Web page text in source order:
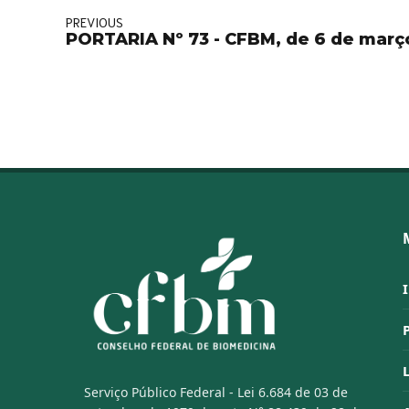
PREVIOUS
PORTARIA Nº 73 - CFBM, de 6 de
Serviço Público Federal - Lei 6.684 de 03 de